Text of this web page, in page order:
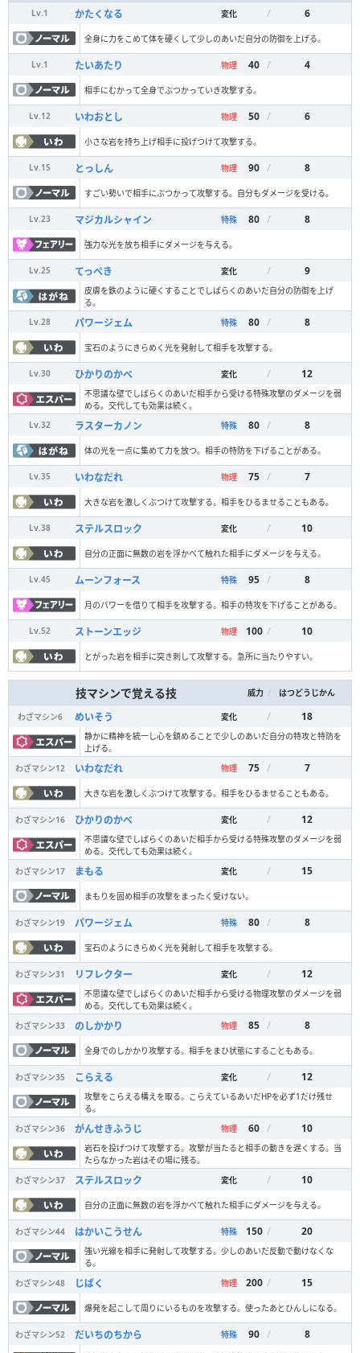
Lv.1 かたくなる 変化 / 6
全身に力をこめて体を硬くして少しのあいだ自分の防御を上げる。
Lv.1 たいあたり 物理 40 / 4
相手にむかって全身でぶつかっていき攻撃する。
Lv.12 いわおとし 物理 50 / 6
小さな岩を持ち上げ相手に投げつけて攻撃する。
Lv.15 とっしん 物理 90 / 8
すごい勢いで相手にぶつかって攻撃する。自分もダメージを受ける。
Lv.23 マジカルシャイン 特殊 80 / 8
強力な光を放ち相手にダメージを与える。
Lv.25 てっぺき 変化 / 9
皮膚を鉄のように硬くすることでしばらくのあいだ自分の防御を上げ
る。
Lv.28 パワージェム 特殊 80 / 8
宝石のようにきらめく光を発射して相手を攻撃する。
Lv.30 ひかりのかべ 変化 / 12
不思議な壁でしばらくのあいだ相手から受ける特殊攻撃のダメージを弱
める。交代しても効果は続く。
Lv.32 ラスターカノン 特殊 80 / 8
体の光を一点に集めて力を放つ。相手の特防を下げることがある。
Lv.35 いわなだれ 物理 75 / 7
大きな岩を激しくぶつけて攻撃する。相手をひるませることもある。
Lv.38 ステルスロック 変化 / 10
自分の正面に無数の岩を浮かべて触れた相手にダメージを与える。
Lv.45 ムーンフォース 特殊 95 / 8
月のパワーを借りて相手を攻撃する。相手の特攻を下げることがある。
Lv.52 ストーンエッジ 物理 100 / 10
とがった岩を相手に突き刺して攻撃する。急所に当たりやすい。
技マシンで覚える技 威力 / はつどうじかん
わざマシン6 めいそう 変化 / 18
静かに精神を統一し心を鎮めることで少しのあいだ自分の特攻と特防を
上げる。
わざマシン12 いわなだれ 物理 75 / 7
大きな岩を激しくぶつけて攻撃する。相手をひるませることもある。
わざマシン16 ひかりのかべ 変化 / 12
不思議な壁でしばらくのあいだ相手から受ける特殊攻撃のダメージを弱
める。交代しても効果は続く。
わざマシン17 まもる 変化 / 15
まもりを固め相手の攻撃をまったく受けない。
わざマシン19 パワージェム 特殊 80 / 8
宝石のようにきらめく光を発射して相手を攻撃する。
わざマシン31 リフレクター 変化 / 12
不思議な壁でしばらくのあいだ相手から受ける物理攻撃のダメージを弱
める。交代しても効果は続く。
わざマシン33 のしかかり 物理 85 / 8
全身でのしかかり攻撃する。相手をまひ状態にすることもある。
わざマシン35 こらえる 変化 / 12
攻撃をこらえる構えを取る。こらえているあいだHPを必ず1だけ残せ
る。
わざマシン36 がんせきふうじ 物理 60 / 10
岩石を投げつけて攻撃する。攻撃が当たると相手の動きを遅くする。当
たらなかった岩はその場に残る。
わざマシン37 ステルスロック 変化 / 10
自分の正面に無数の岩を浮かべて触れた相手にダメージを与える。
わざマシン44 はかいこうせん 特殊 150 / 20
強い光線を相手に発射して攻撃する。少しのあいだ反動で動けなくな
る。
わざマシン48 じばく 物理 200 / 15
爆発を起こして周りにいるものを攻撃する。使ったあとひんしになる。
わざマシン52 だいちのちから 特殊 90 / 8